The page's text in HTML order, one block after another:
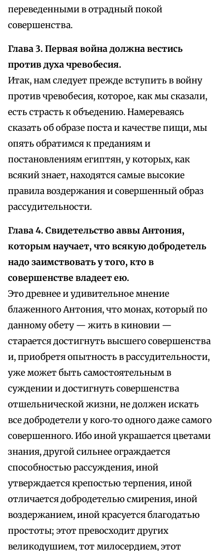
переведенными в отрадный покой
совершенства.
Глава 3. Первая война должна вестись
против духа чревобесия.
Итак, нам следует прежде вступить в войну
против чревобесия, которое, как мы сказали,
есть страсть к объедению. Намереваясь
сказать об образе поста и качестве пищи, мы
опять обратимся к преданиям и
постановлениям египтян, у которых, как
всякий знает, находятся самые высокие
правила воздержания и совершенный образ
рассудительности.
Глава 4. Свидетельство аввы Антония,
которым научает, что всякую добродетель
надо заимствовать у того, кто в
совершенстве владеет ею.
Это древнее и удивительное мнение
блаженного Антония, что монах, который по
данному обету — жить в киновии —
старается достигнуть высшего совершенства
и, приобретя опытность в рассудительности,
уже может быть самостоятельным в
суждении и достигнуть совершенства
отшельнической жизни, не должен искать
все добродетели у кого‑то одного даже самого
совершенного. Ибо иной украшается цветами
знания, другой сильнее ограждается
способностью рассуждения, иной
утверждается крепостью терпения, иной
отличается добродетелью смирения, иной
воздержанием, иной красуется благодатью
простоты; этот превосходит других
великодушием, тот милосердием, этот